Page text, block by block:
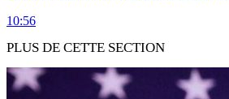
10:56
PLUS DE CETTE SECTION